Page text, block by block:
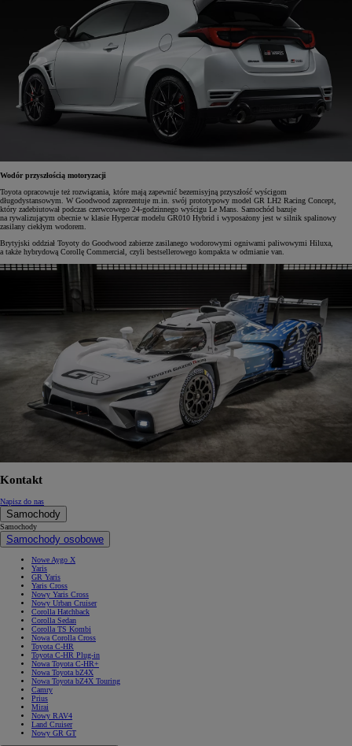
Wodór przyszłością motoryzacji
Toyota opracowuje też rozwiązania, które mają zapewnić bezemisyjną przyszłość wyścigom
długodystansowym. W Goodwood zaprezentuje m.in. swój prototypowy model GR LH2 Racing Concept,
który zadebiutował podczas czerwcowego 24-godzinnego wyścigu Le Mans. Samochód bazuje
na rywalizującym obecnie w klasie Hypercar modelu GR010 Hybrid i wyposażony jest w silnik spalinowy
zasilany ciekłym wodorem.
Brytyjski oddział Toyoty do Goodwood zabierze zasilanego wodorowymi ogniwami paliwowymi Hiluxa,
a także hybrydową Corollę Commercial, czyli bestsellerowego kompakta w odmianie van.
Kontakt
Napisz do nas
Samochody
Samochody
Samochody osobowe
Nowe Aygo X
Yaris
GR Yaris
Yaris Cross
Nowy Yaris Cross
Nowy Urban Cruiser
Corolla Hatchback
Corolla Sedan
Corolla TS Kombi
Nowa Corolla Cross
Toyota C-HR
Toyota C-HR Plug-in
Nowa Toyota C-HR+
Nowa Toyota bZ4X
Nowa Toyota bZ4X Touring
Camry
Prius
Mirai
Nowy RAV4
Land Cruiser
Nowy GR GT